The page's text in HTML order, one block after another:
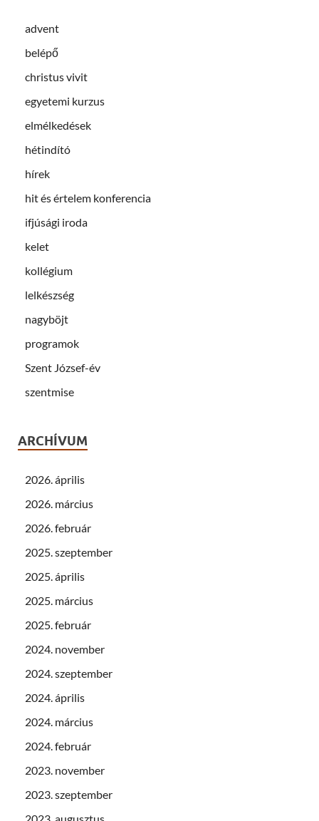
advent
belépő
christus vivit
egyetemi kurzus
elmélkedések
hétindító
hírek
hit és értelem konferencia
ifjúsági iroda
kelet
kollégium
lelkészség
nagyböjt
programok
Szent József-év
szentmise
ARCHÍVUM
2026. április
2026. március
2026. február
2025. szeptember
2025. április
2025. március
2025. február
2024. november
2024. szeptember
2024. április
2024. március
2024. február
2023. november
2023. szeptember